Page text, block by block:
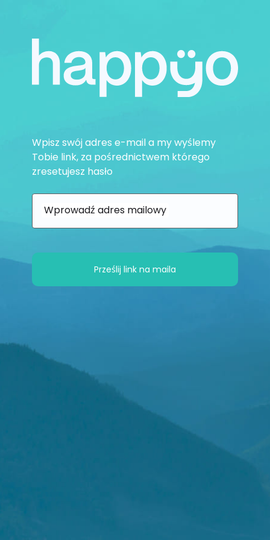
Wpisz swój adres e-mail a my wyślemy
Tobie link, za pośrednictwem którego
zresetujesz hasło
Wprowadź adres mailowy
Prześlij link na maila